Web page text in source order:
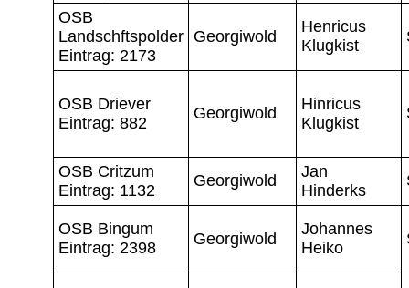
OSB
Landschftspolder
Eintrag: 2173
Georgiwold
Henricus
Klugkist
OSB Driever
Eintrag: 882
Georgiwold
Hinricus
Klugkist
OSB Critzum
Eintrag: 1132
Georgiwold
Jan
Hinderks
OSB Bingum
Eintrag: 2398
Georgiwold
Johannes
Heiko